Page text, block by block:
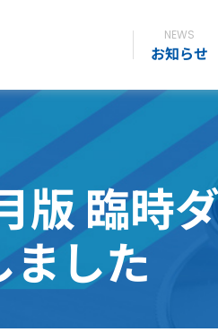
NEWS
お知らせ
版 臨時
ました